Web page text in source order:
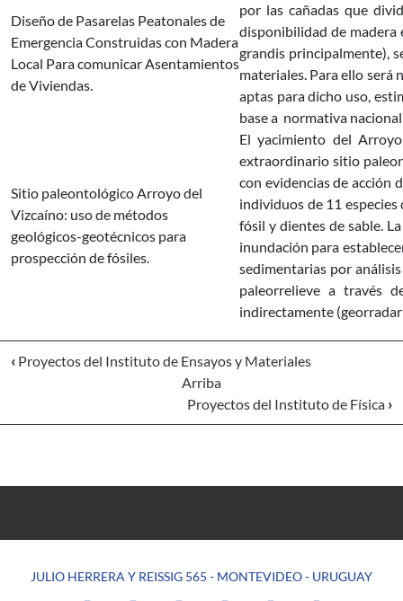
Diseño de Pasarelas Peatonales de
Emergencia Construidas con Madera
Local Para comunicar Asentamientos
de Viviendas.
por las cañadas que
disponibilidad de madera
grandis principalmente),
materiales. Para ello
aptas para dicho uso,
base a normativa
Sitio paleontológico Arroyo del
Vizcaíno: uso de métodos
geológicos-geotécnicos para
prospección de fósiles.
El yacimiento del
extraordinario sitio
con evidencias de acción
individuos de 11
fósil y dientes de sable.
inundación para
sedimentarias por
paleorrelieve a través
indirectamente
‹ Proyectos del Instituto de Ensayos y Materiales
Arriba
Proyectos del Instituto de Física ›
JULIO HERRERA Y REISSIG 565 - MONTEVIDEO - URUGUAY